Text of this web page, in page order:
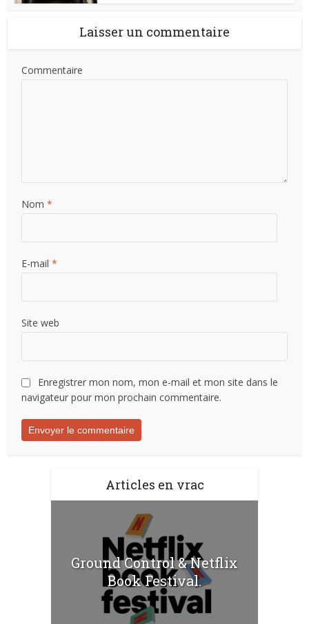
Laisser un commentaire
Commentaire
Nom*
E-mail*
Site web
Enregistrer mon nom, mon e-mail et mon site dans le
navigateur pour mon prochain commentaire.
Articles en vrac
Ground Control & Netflix
Book Festival.